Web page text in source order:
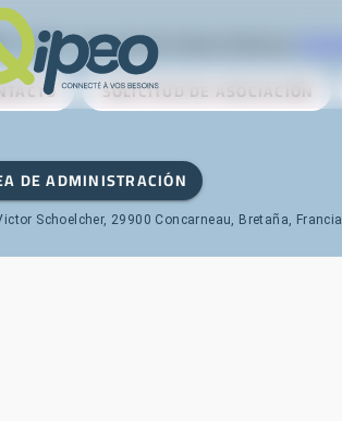
© 2025 -Una solución desarrollada por
SOLICITUD DE ASOCIACIÓN
DE ADMINISTRACIÓN
Schoelcher, 29900 Concarneau, Bretaña, Francia